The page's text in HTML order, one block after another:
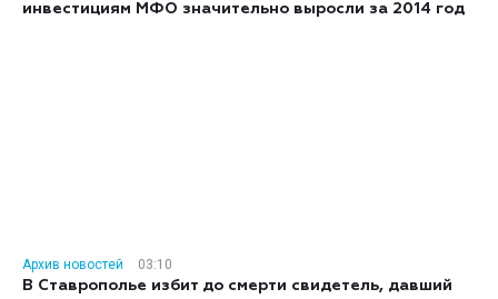
инвестициям МФО значительно выросли за 2014 год
Архив новостей
03:10
В Ставрополье избит до смерти свидетель, давший